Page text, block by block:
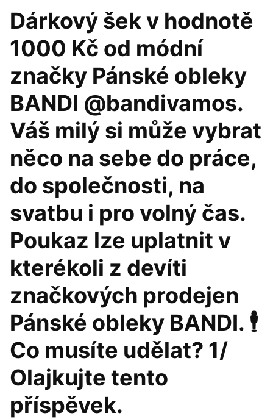
Dárkový šek v hodnotě
1000 Kč od módní
značky Pánské obleky
BANDI @bandivamos.
Váš milý si může vybrat
něco na sebe do práce,
do společnosti, na
svatbu i pro volný čas.
Poukaz lze uplatnit v
kterékoli z devíti
značkových prodejen
Pánské obleky BANDI. 🕴
Co musíte udělat? 1/
Olajkujte tento
příspěvek.